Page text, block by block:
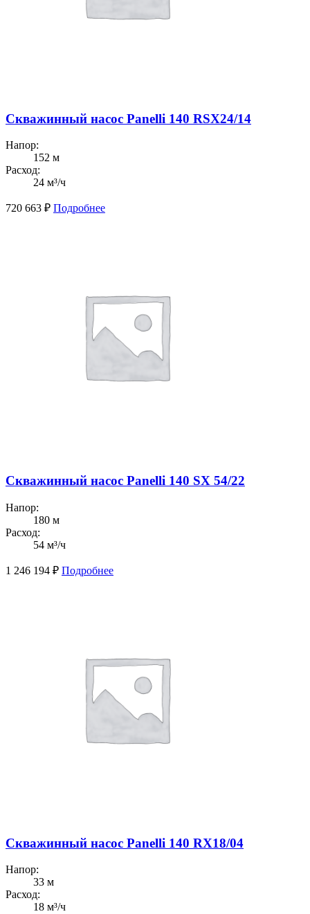
Скважинный насос Panelli 140 RSX24/14
Напор:
152 м
Расход:
24 м³/ч
720 663 ₽ Подробнее
Скважинный насос Panelli 140 SX 54/22
Напор:
180 м
Расход:
54 м³/ч
1 246 194 ₽ Подробнее
Скважинный насос Panelli 140 RX18/04
Напор:
33 м
Расход:
18 м³/ч